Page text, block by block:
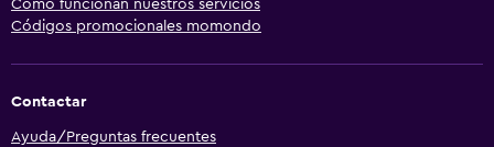
Cómo funcionan nuestros servicios
Códigos promocionales momondo
Contactar
Ayuda/Preguntas frecuentes